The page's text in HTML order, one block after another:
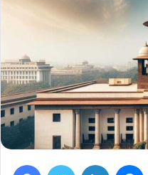
FacebookTwitter LinkedIn